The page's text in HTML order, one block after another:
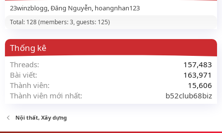
23winzblogg Đăng Nguyễn hoangnhan123
Total: 128 (members: 3, guests: 125)
Thống kê
Threads
157,483
Bài viết
163,971
Thành viên
15,606
Thành viên mới nhất
b52club68biz
Nội thất, Xây dựng